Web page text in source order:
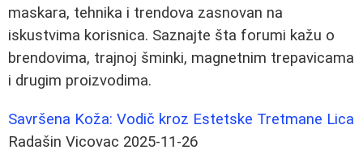
maskara, tehnika i trendova zasnovan na
iskustvima korisnica. Saznajte šta forumi kažu o
brendovima, trajnoj šminki, magnetnim trepavicama
i drugim proizvodima.
Savršena Koža: Vodič kroz Estetske Tretmane Lica
Radašin Vicovac 2025-11-26